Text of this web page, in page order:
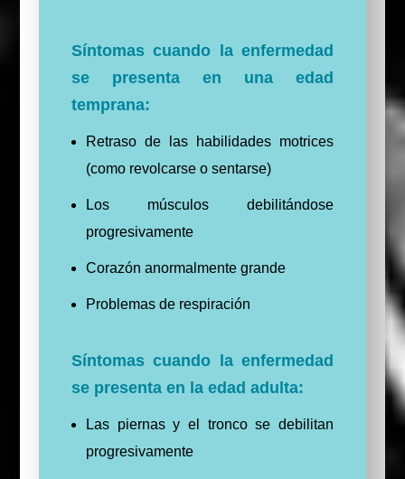
Síntomas cuando la enfermedad
se presenta en una edad
temprana:
Retraso de las habilidades motrices
(como revolcarse o sentarse)
Los músculos debilitándose
progresivamente
Corazón anormalmente grande
Problemas de respiración
Síntomas cuando la enfermedad
se presenta en la edad adulta:
Las piernas y el tronco se debilitan
progresivamente